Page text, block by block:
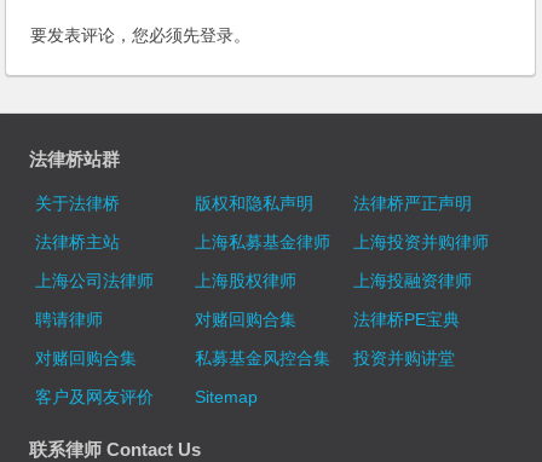
要发表评论，您必须先登录。
法律桥站群
关于法律桥 版权和隐私声明
法律桥严正声明
法律桥主站
上海私募基金律师
上海投资并购律师
上海公司法律师
上海股权律师
上海投融资律师
聘请律师
对赌回购合集
法律桥PE宝典
对赌回购合集
私募基金风控合集
投资并购讲堂
客户及网友评价
Sitemap
联系律师 Contact Us